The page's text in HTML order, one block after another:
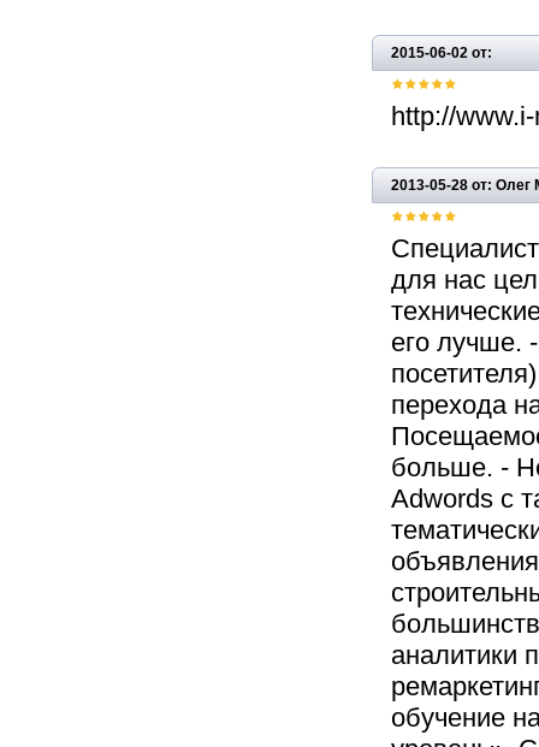
2015-06-02 от:
http://
2013-05-28 от: Олег
для нас
его лучше.
перехода
больше. -
Adwords c
аналитики
обучение